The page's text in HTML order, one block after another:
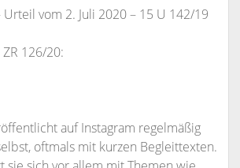
vom 2. Juli 2020 – 15 U 142/19
126/20:
auf Instagram regelmäßig
oftmals mit kurzen Begleittexten.